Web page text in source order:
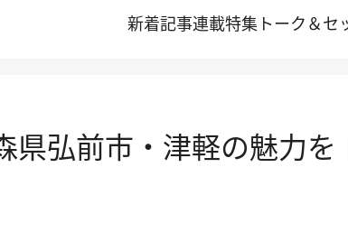
新着記事連載特集 トーク＆セ
県弘前市・津軽の魅力